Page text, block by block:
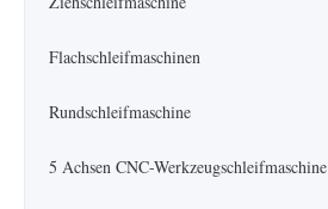
Flachschleifmaschinen
Rundschleifmaschine
5 Achsen CNC-Werkzeugschleifmaschine